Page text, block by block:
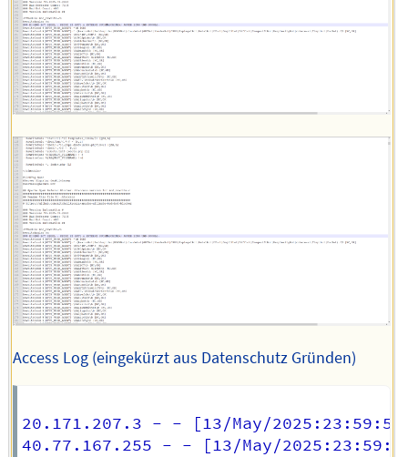
Access Log (eingekürzt aus Datenschutz Gründen)
20.171.207.3 - - [13/May/2025:23:59:55
40.77.167.255 - - [13/May/